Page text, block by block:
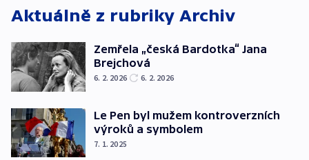
Aktuálně z rubriky Archiv
Zemřela „česká Bardotka“ Jana
Brejchová
6. 2. 2026 6. 2. 2026
Le Pen byl mužem kontroverzních
výroků a symbolem
7. 1. 2025